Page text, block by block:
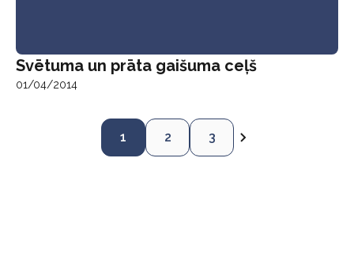
Svētuma un prāta gaišuma ceļš
01/04/2014
1 2 3